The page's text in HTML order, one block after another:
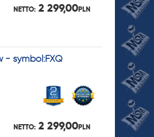
NETTO: 2 299,00PLN
- symbol:FXQ
NETTO: 2 299,00PLN